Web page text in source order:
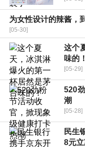
为女性设计的辣酱，
[05-30]
这个
味的！
[05-29]
520
潮
[05-28]
民生
8元